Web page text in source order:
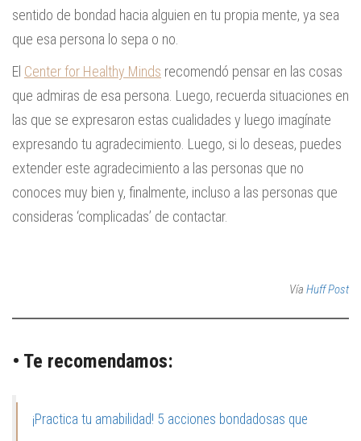
sentido de bondad hacia alguien en tu propia mente, ya sea
que esa persona lo sepa o no.
El Center for Healthy Minds recomendó pensar en las cosas
que admiras de esa persona. Luego, recuerda situaciones en
las que se expresaron estas cualidades y luego imagínate
expresando tu agradecimiento. Luego, si lo deseas, puedes
extender este agradecimiento a las personas que no
conoces muy bien y, finalmente, incluso a las personas que
consideras ‘complicadas’ de contactar.
Vía Huff Post
• Te recomendamos:
¡Practica tu amabilidad! 5 acciones bondadosas que